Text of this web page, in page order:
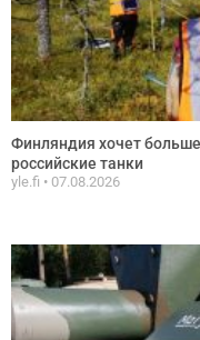
Финляндия хочет
российские танки
yle.fi 07.08.2026